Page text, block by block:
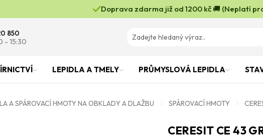
Doprava zdarma již od 1200 kč 🚚 (Neplatí
850
- 15:30
LEPIDLA A TMELY PRŮMYSLOVÁ LEPIDLA
A SPÁROVACÍ HMOTY NA OBKLADY A DLAŽBU SPÁROVACÍ HMOTY
CERESIT CE 43